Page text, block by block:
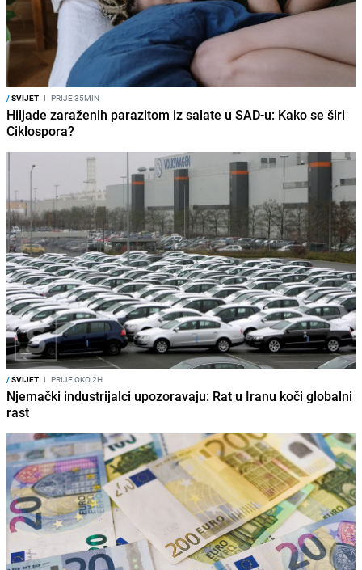
/SVIJET I PRIJE 35MIN
Hiljade zaraženih parazitom iz salate u SAD-u: Kako se širi
Ciklospora?
/SVIJET I PRIJE OKO 2H
Njemački industrijalci upozoravaju: Rat u Iranu koči globalni
rast